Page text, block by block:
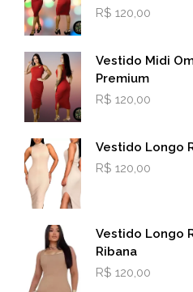
R$ 120,00
Vestido Midi
Premium
R$ 120,00
Vestido Longo
R$ 120,00
Vestido Longo
Ribana
R$ 120,00